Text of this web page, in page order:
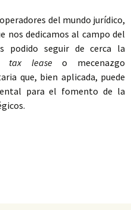
del mundo jurídico,
nos dedicamos al campo del
podido seguir de cerca la
tax leaseo mecenazgo
que, bien aplicada, puede
para el fomento de la
tecnológico: El control